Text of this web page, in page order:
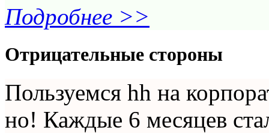
Подробнее >>
Отрицательные стороны
Пользуемся hh на
но! Каждые 6 месяцев